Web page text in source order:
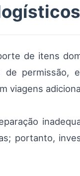
de itens
permissão,
viagens
portanto,